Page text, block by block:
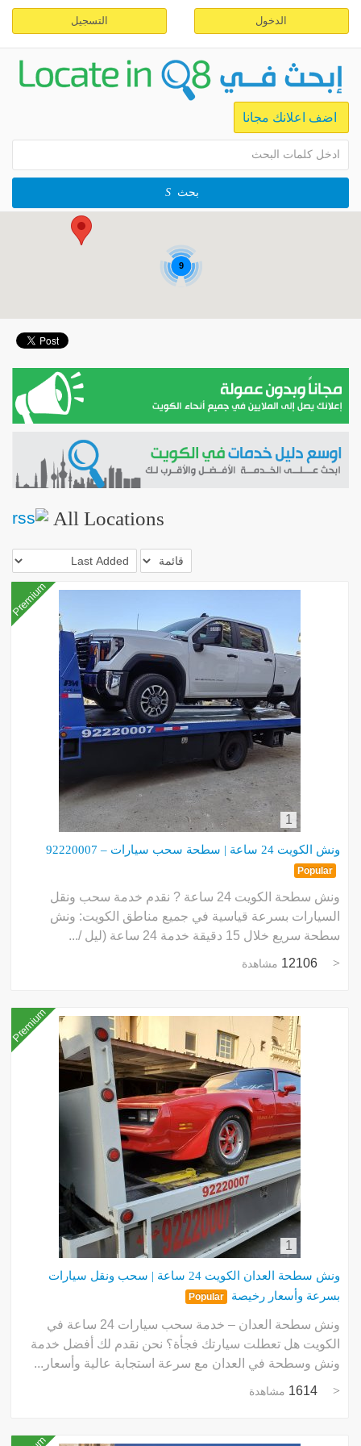
الدخول التسجيل
اضف اعلانك مجانا
بحث
9
All Locations
Premium
1
ونش الكويت 24 ساعة | سطحة سحب سيارات – 92220007
Popular
ونش سطحة الكويت 24 ساعة ? نقدم خدمة سحب ونقل
السيارات بسرعة قياسية في جميع مناطق الكويت: ونش
سطحة سريع خلال 15 دقيقة خدمة 24 ساعة (ليل /...
12106 مشاهدة
Premium
1
ونش سطحة العدان الكويت 24 ساعة | سحب ونقل سيارات
بسرعة وأسعار رخيصة
Popular
ونش سطحة العدان – خدمة سحب سيارات 24 ساعة في
الكويت هل تعطلت سيارتك فجأة؟ نحن نقدم لك أفضل خدمة
ونش وسطحة في العدان مع سرعة استجابة عالية وأسعار...
1614 مشاهدة